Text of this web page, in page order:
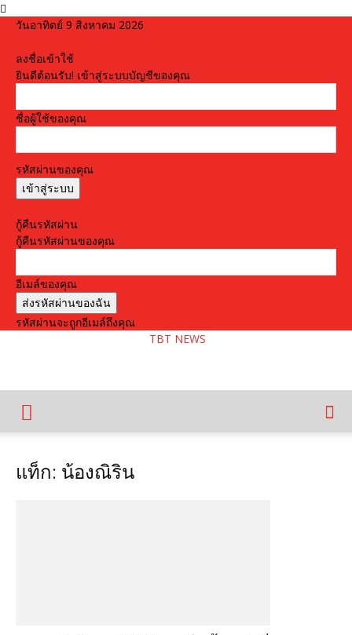
วันอาทิตย์ 9 สิงหาคม 2026
ลงชื่อเข้าใช้
ยินดีต้อนรับ! เข้าสู่ระบบบัญชีของคุณ
ชื่อผู้ใช้ของคุณ
รหัสผ่านของคุณ
กู้คืนรหัสผ่าน
กู้คืนรหัสผ่านของคุณ
อีเมล์ของคุณ
รหัสผ่านจะถูกอีเมล์ถึงคุณ
TBT NEWS
แท็ก: น้องณิริน